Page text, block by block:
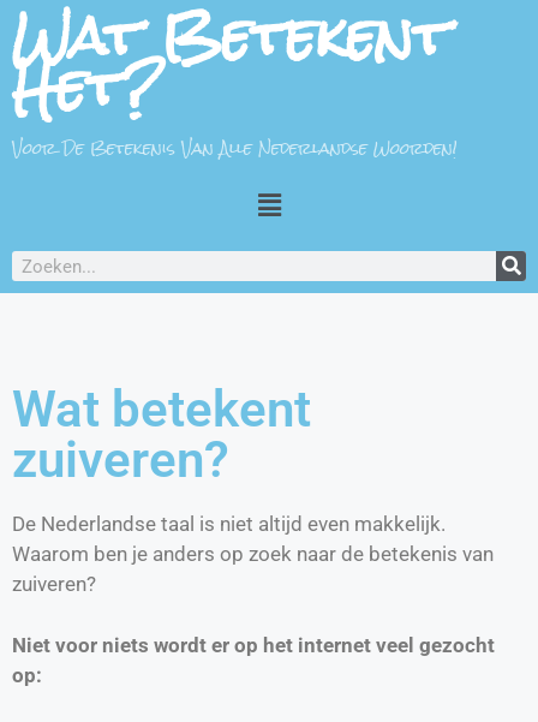
Wat Betekent
Het?
Voor De Betekenis Van Alle Nederlandse Woorden!
Wat betekent
zuiveren?
De Nederlandse taal is niet altijd even makkelijk.
Waarom ben je anders op zoek naar de betekenis van
zuiveren?
Niet voor niets wordt er op het internet veel gezocht
op: